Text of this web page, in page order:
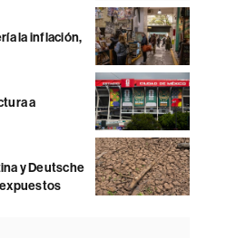
la inflación,
a
y Deutsche